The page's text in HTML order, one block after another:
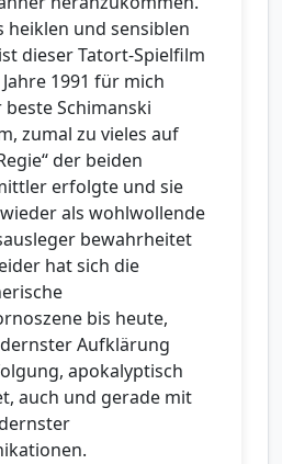
heiklen und sensiblen
dieser Tatort-Spielfilm
1991 für mich
Schimanski
zumal zu vieles auf
der beiden
erfolgte und sie
als wohlwollende
bewahrheitet
hat sich die
bis heute,
Aufklärung
apokalyptisch
auch und gerade mit